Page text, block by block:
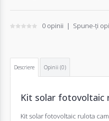
0 opinii | Spune-ţi
Descriere Opinii (0)
Kit solar fotovoltaic
Kit solar fotovoltaic rulota